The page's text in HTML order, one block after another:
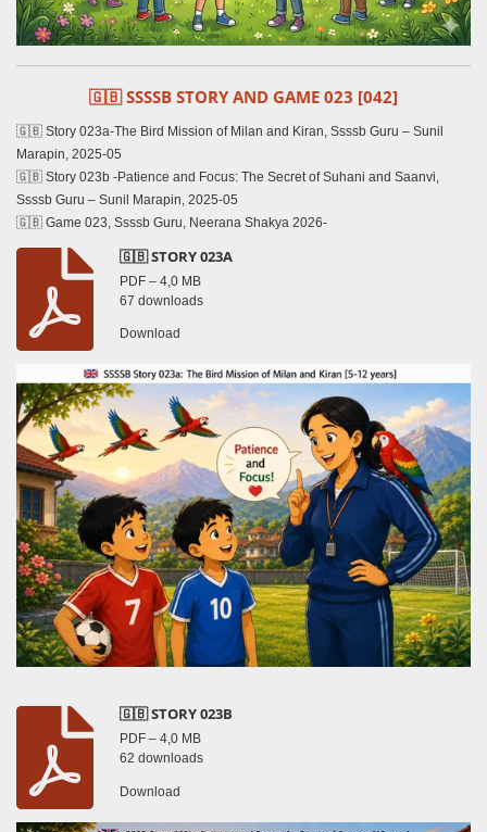
🇬🇧 SSSSB STORY AND GAME 023 [042]
🇬🇧 Story 023a-The Bird Mission of Milan and Kiran, Ssssb Guru – Sunil
Marapin, 2025-05
🇬🇧 Story 023b -Patience and Focus: The Secret of Suhani and Saanvi,
Ssssb Guru – Sunil Marapin, 2025-05
🇬🇧 Game 023, Ssssb Guru, Neerana Shakya 2026-
🇬🇧 STORY 023A
PDF – 4,0 MB
67 downloads
Download
🇬🇧 STORY 023B
PDF – 4,0 MB
62 downloads
Download